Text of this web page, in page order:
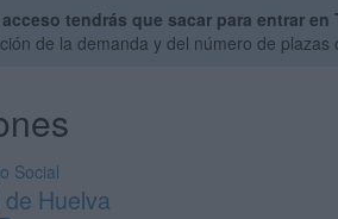
tendrás que sacar para entrar en
de la demanda y del número de plazas
Social
Huelva